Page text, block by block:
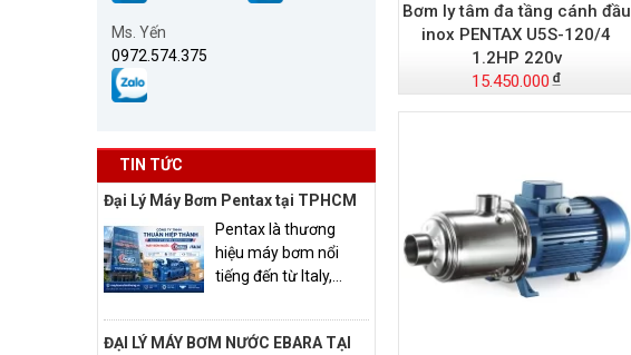
Ms. Yến
0972.574.375
TIN TỨC
Đại Lý Máy Bơm Pentax tại TPHCM
Pentax là thương
hiệu máy bơm nổi
tiếng đến từ Italy,...
ĐẠI LÝ MÁY BƠM NƯỚC EBARA TẠI
Bơm ly tâm đa tầng cánh đầu
inox PENTAX U5S-120/4
1.2HP 220v
15.450.000